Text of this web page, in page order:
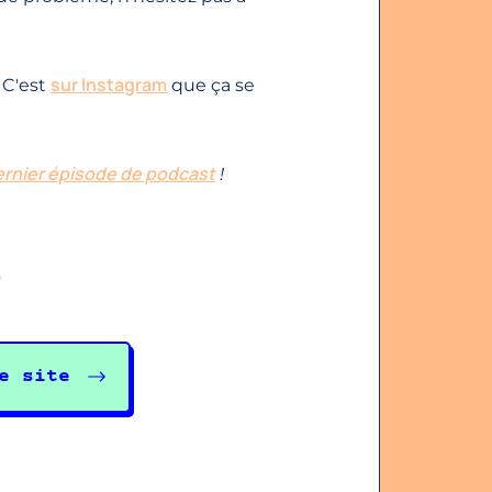
sur Instagram que ça se
épisode de podcast!
site